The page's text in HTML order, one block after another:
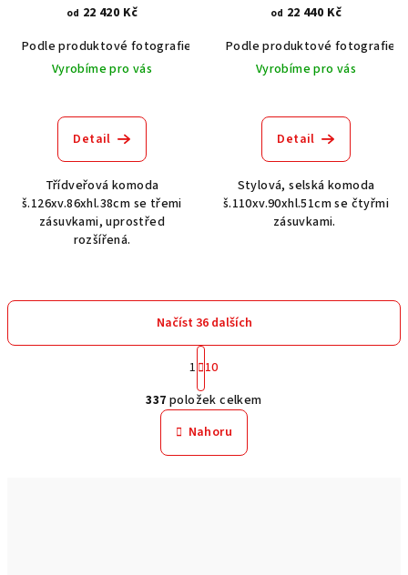
od 22 420 Kč
Podle produktové fotografie
Akát vintage BT1551
Dub světlý
Vyrobíme pro vás
Detail
Třídveřová komoda
š.126xv.86xhl.38cm se třemi
zásuvkami, uprostřed
rozšířená.
od 22 440 Kč
Podle produktové fotografie
Vyrobíme pro vás
Detail
Stylová, selská komoda
š.110xv.90xhl.51cm se čtyřmi
zásuvkami.
O
v
l
á
Načíst 36 dalších
S
t
r
á
n
k
o
1 10
337 položek celkem
Nahoru